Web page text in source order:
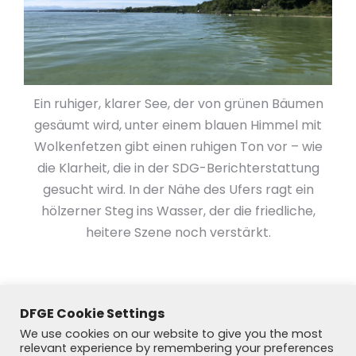
Ein ruhiger, klarer See, der von grünen Bäumen
gesäumt wird, unter einem blauen Himmel mit
Wolkenfetzen gibt einen ruhigen Ton vor – wie
die Klarheit, die in der SDG-Berichterstattung
gesucht wird. In der Nähe des Ufers ragt ein
hölzerner Steg ins Wasser, der die friedliche,
heitere Szene noch verstärkt.
DFGE Cookie Settings
We use cookies on our website to give you the most
relevant experience by remembering your preferences